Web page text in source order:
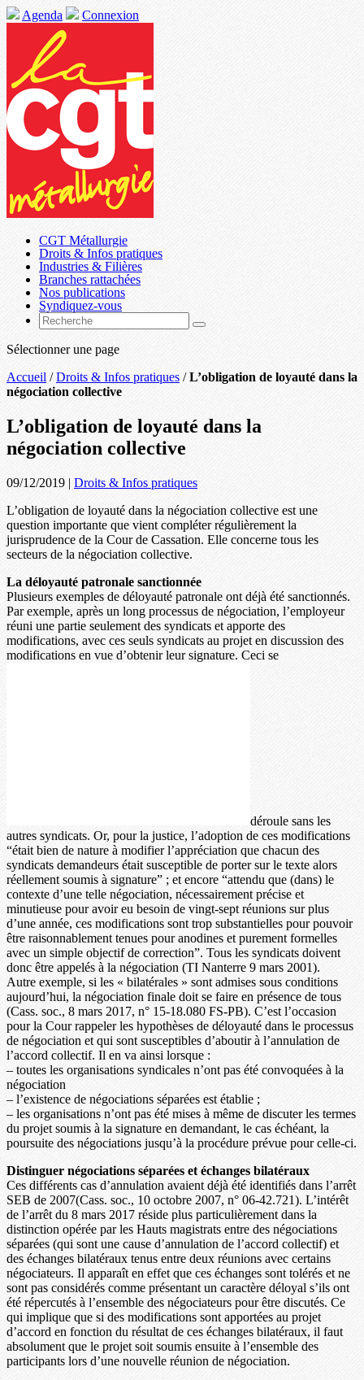
Agenda Connexion
CGT Métallurgie
Droits & Infos pratiques
Industries & Filières
Branches rattachées
Nos publications
Syndiquez-vous
Sélectionner une page
Accueil /Droits & Infos pratiques /L’obligation de loyauté dans la
négociation collective
L’obligation de loyauté dans la
négociation collective
09/12/2019 | Droits & Infos pratiques
L’obligation de loyauté dans la négociation collective est une
question importante que vient compléter régulièrement la
jurisprudence de la Cour de Cassation. Elle concerne tous les
secteurs de la négociation collective.
La déloyauté patronale sanctionnée
Plusieurs exemples de déloyauté patronale ont déjà été sanctionnés.
Par exemple, après un long processus de négociation, l’employeur
réuni une partie seulement des syndicats et apporte des
modifications, avec ces seuls syndicats au projet en discussion des
modifications en vue d’obtenir leur signature. Ceci se
déroule sans les
autres syndicats. Or, pour la justice, l’adoption de ces modifications
“était bien de nature à modifier l’appréciation que chacun des
syndicats demandeurs était susceptible de porter sur le texte alors
réellement soumis à signature” ; et encore “attendu que (dans) le
contexte d’une telle négociation, nécessairement précise et
minutieuse pour avoir eu besoin de vingt-sept réunions sur plus
d’une année, ces modifications sont trop substantielles pour pouvoir
être raisonnablement tenues pour anodines et purement formelles
avec un simple objectif de correction”. Tous les syndicats doivent
donc être appelés à la négociation (TI Nanterre 9 mars 2001).
Autre exemple, si les « bilatérales » sont admises sous conditions
aujourd’hui, la négociation finale doit se faire en présence de tous
(Cass. soc., 8 mars 2017, n° 15-18.080 FS-PB). C’est l’occasion
pour la Cour rappeler les hypothèses de déloyauté dans le processus
de négociation et qui sont susceptibles d’aboutir à l’annulation de
l’accord collectif. Il en va ainsi lorsque :
– toutes les organisations syndicales n’ont pas été convoquées à la
négociation
– l’existence de négociations séparées est établie ;
– les organisations n’ont pas été mises à même de discuter les termes
du projet soumis à la signature en demandant, le cas échéant, la
poursuite des négociations jusqu’à la procédure prévue pour celle-ci.
Distinguer négociations séparées et échanges bilatéraux
Ces différents cas d’annulation avaient déjà été identifiés dans l’arrêt
SEB de 2007(Cass. soc., 10 octobre 2007, n° 06-42.721). L’intérêt
de l’arrêt du 8 mars 2017 réside plus particulièrement dans la
distinction opérée par les Hauts magistrats entre des négociations
séparées (qui sont une cause d’annulation de l’accord collectif) et
des échanges bilatéraux tenus entre deux réunions avec certains
négociateurs. Il apparaît en effet que ces échanges sont tolérés et ne
sont pas considérés comme présentant un caractère déloyal s’ils ont
été répercutés à l’ensemble des négociateurs pour être discutés. Ce
qui implique que si des modifications sont apportées au projet
d’accord en fonction du résultat de ces échanges bilatéraux, il faut
absolument que le projet soit soumis ensuite à l’ensemble des
participants lors d’une nouvelle réunion de négociation.